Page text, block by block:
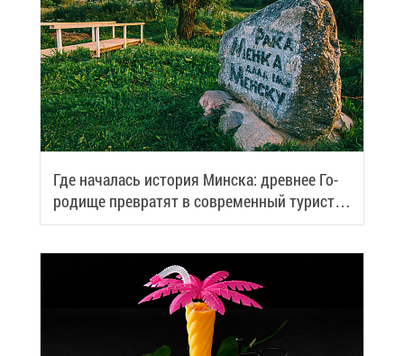
Где на­ча­лась ис­то­рия Мин­ска: древ­нее Го­
ро­ди­ще пре­вра­тят в со­вре­мен­ный ту­ри­сти­
че­ский центр